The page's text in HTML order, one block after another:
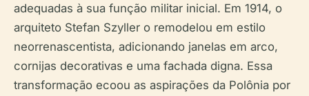
adequadas à sua função militar inicial. Em 1914, o
arquiteto Stefan Szyller o remodelou em estilo
neorrenascentista, adicionando janelas em arco,
cornijas decorativas e uma fachada digna. Essa
transformação ecoou as aspirações da Polônia por